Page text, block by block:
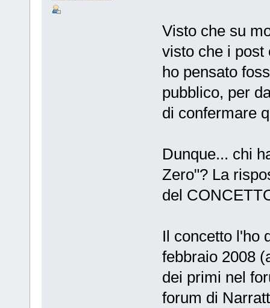
Visto che su
visto che i post
ho pensato
pubblico, per
di confermare
Dunque... chi
Zero"? La
del
Il concetto l'ho
febbraio 2008
dei primi nel
forum di